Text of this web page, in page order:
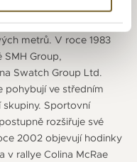
na Mount Everest,
Everestu a nadmořské
metrů. V roce 1983
SMH Group,
Swatch Group Ltd.
pohybují ve středním
Sportovní
rozšiřuje své
2002 objevují hodinky
v rallye Colina McRae